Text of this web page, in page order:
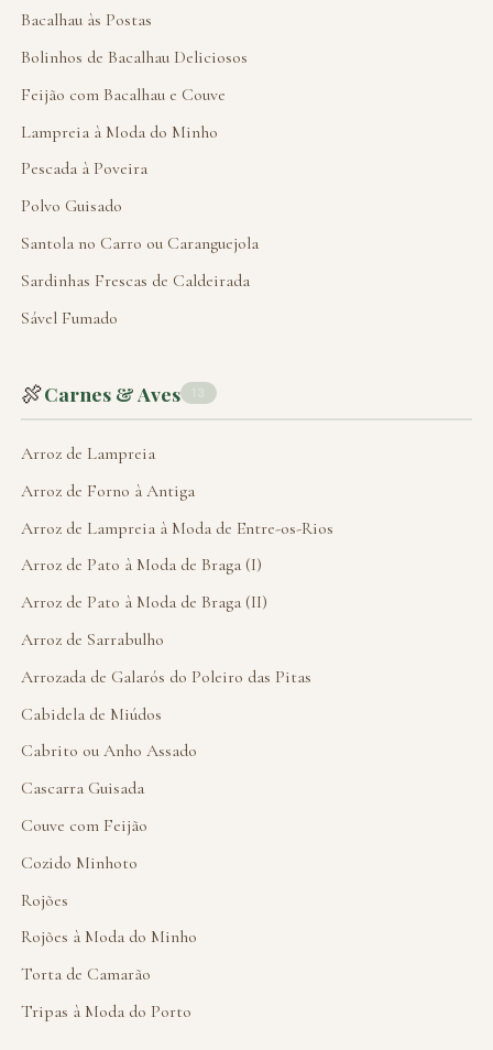
Bacalhau às Postas
Bolinhos de Bacalhau Deliciosos
Feijão com Bacalhau e Couve
Lampreia à Moda do Minho
Pescada à Poveira
Polvo Guisado
Santola no Carro ou Caranguejola
Sardinhas Frescas de Caldeirada
Sável Fumado
🍖Carnes & Aves
Arroz de Lampreia
Arroz de Forno à Antiga
Arroz de Lampreia à Moda de Entre-os-Rios
Arroz de Pato à Moda de Braga (I)
Arroz de Pato à Moda de Braga (II)
Arroz de Sarrabulho
Arrozada de Galarós do Poleiro das Pitas
Cabidela de Miúdos
Cabrito ou Anho Assado
Cascarra Guisada
Couve com Feijão
Cozido Minhoto
Rojões
Rojões à Moda do Minho
Torta de Camarão
Tripas à Moda do Porto